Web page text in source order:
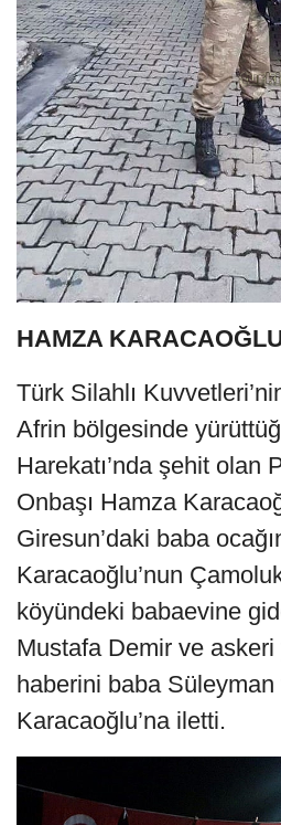
HAMZA
Türk Silahlı
Afrin bölgesinde
Harekatı’nda şehit olan
Onbaşı Hamza
Giresun’daki baba
Karacaoğlu’nun
köyündeki babaevine
Mustafa Demir ve
haberini baba
Karacaoğlu’na iletti.